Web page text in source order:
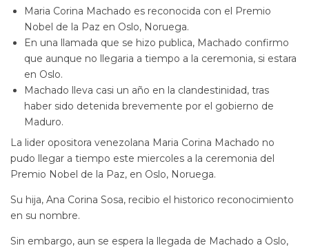
Maria Corina Machado es reconocida con el Premio
Nobel de la Paz en Oslo, Noruega.
En una llamada que se hizo publica, Machado confirmo
que aunque no llegaria a tiempo a la ceremonia, si estara
en Oslo.
Machado lleva casi un año en la clandestinidad, tras
haber sido detenida brevemente por el gobierno de
Maduro.
La lider opositora venezolana Maria Corina Machado no
pudo llegar a tiempo este miercoles a la ceremonia del
Premio Nobel de la Paz, en Oslo, Noruega.
Su hija, Ana Corina Sosa, recibio el historico reconocimiento
en su nombre.
Sin embargo, aun se espera la llegada de Machado a Oslo,